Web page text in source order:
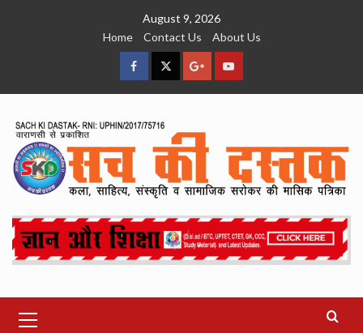
August 9, 2026
Home
Contact Us About Us
facebookTwitterGoogleYouTube
Menu